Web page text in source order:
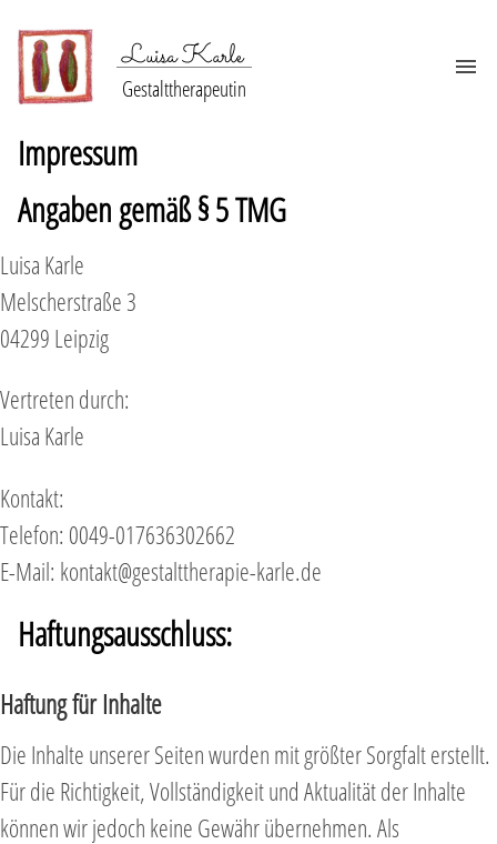
Luisa Karle
Gestalttherapeutin
Impressum
Angaben gemäß § 5 TMG
Luisa Karle
Melscherstraße 3
04299 Leipzig
Vertreten durch:
Luisa Karle
Kontakt:
Telefon: 0049-017636302662
E-Mail: kontakt@gestalttherapie-karle.de
Haftungsausschluss:
Haftung für Inhalte
Die Inhalte unserer Seiten wurden mit größter Sorgfalt erstellt.
Für die Richtigkeit, Vollständigkeit und Aktualität der Inhalte
können wir jedoch keine Gewähr übernehmen. Als